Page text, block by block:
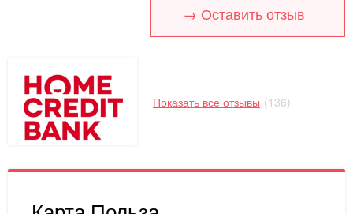
→ Оставить отзыв
Показать все отзывы (136)